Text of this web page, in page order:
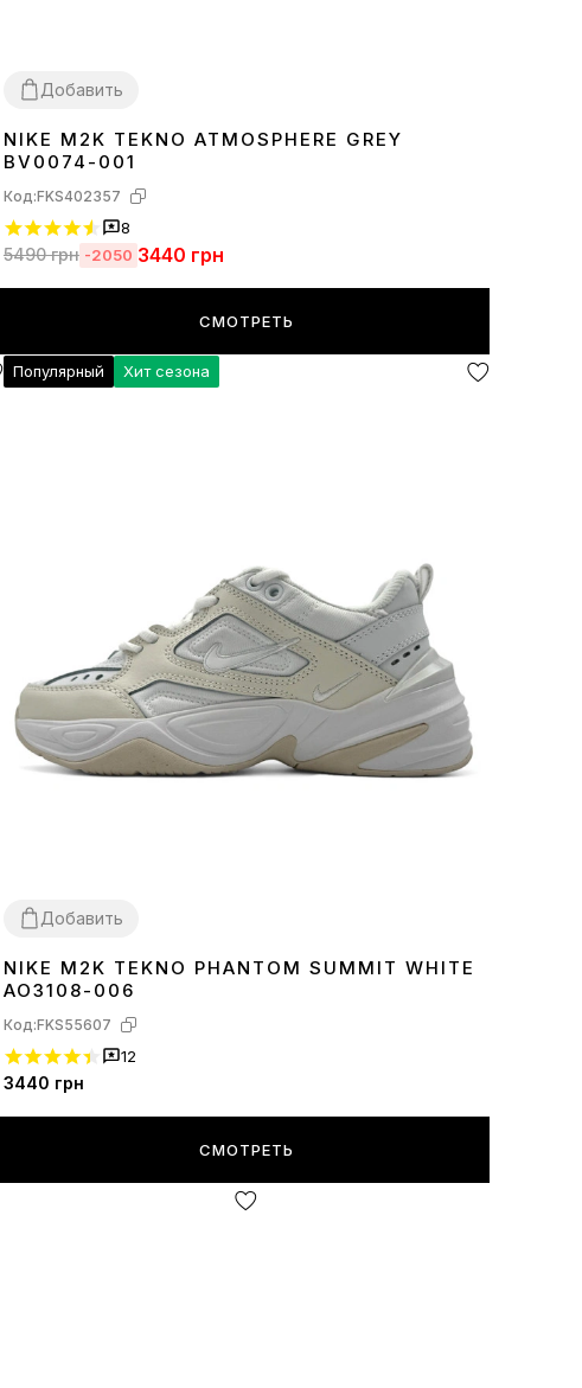
Добавить
3637 38 394041424344
NIKE M2K TEKNO ATMOSPHERE GREY
BV0074-001
Код:FKS402357
8
5490грн -2050 3440 грн
СМОТРЕТЬ
Популярный Хит сезона
Добавить
3637 38 4044 45
NIKE M2K TEKNO PHANTOM SUMMIT WHITE
AO3108-006
Код:FKS55607
12
3440 грн
СМОТРЕТЬ